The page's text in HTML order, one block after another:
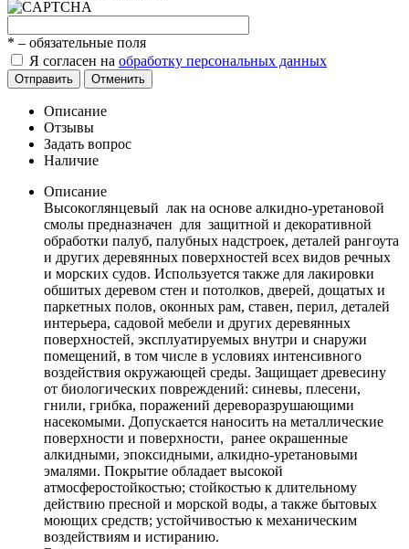
* – обязательные поля
Я согласен на обработку персональных данных
Отправить Отменить
Описание
Отзывы
Задать вопрос
Наличие
Описание
Высокоглянцевый лак на основе алкидно-уретановой
смолы предназначен для защитной и декоративной
обработки палуб, палубных надстроек, деталей рангоута
и других деревянных поверхностей всех видов речных
и морских судов. Используется также для лакировки
обшитых деревом стен и потолков, дверей, дощатых и
паркетных полов, оконных рам, ставен, перил, деталей
интерьера, садовой мебели и других деревянных
поверхностей, эксплуатируемых внутри и снаружи
помещений, в том числе в условиях интенсивного
воздействия окружающей среды. Защищает древесину
от биологических повреждений: синевы, плесени,
гнили, грибка, поражений дереворазрушающими
насекомыми. Допускается наносить на металлические
поверхности и поверхности, ранее окрашенные
алкидными, эпоксидными, алкидно-уретановыми
эмалями. Покрытие обладает высокой
атмосферостойкостью; стойкостью к длительному
действию пресной и морской воды, а также бытовых
моющих средств; устойчивостью к механическим
воздействиям и истиранию.